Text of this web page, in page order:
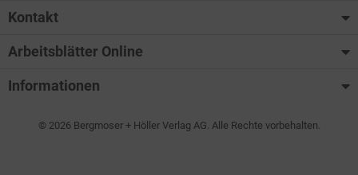
Kontakt
Arbeitsblätter Online
Informationen
© 2026 Bergmoser + Höller Verlag AG. Alle Rechte vorbehalten.